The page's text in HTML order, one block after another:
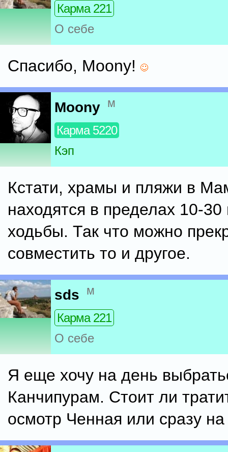
Карма 221
О себе
Спасибо, Moony!
Moony м
Карма 5220
Кэп
Кстати, храмы и пляжи в
находятся в пределах 10-30
ходьбы. Так что можно
совместить то и другое.
sds м
Карма 221
О себе
Я еще хочу на день
Канчипурам. Стоит ли
осмотр Ченная или сразу на